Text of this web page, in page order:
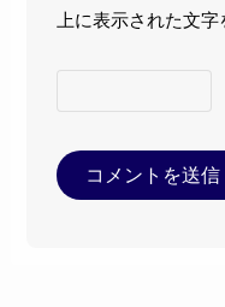
上に表示された文